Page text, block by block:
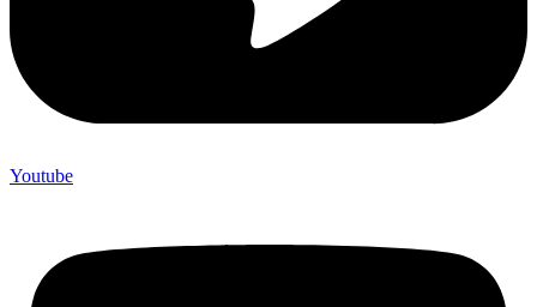
Youtube